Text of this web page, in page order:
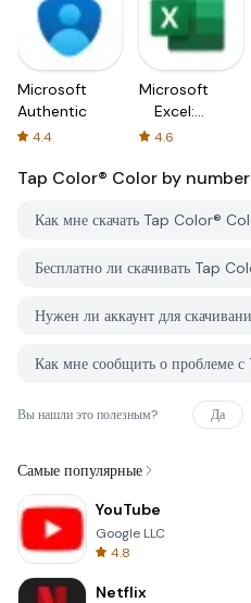
Microsoft
Authenticator
4.4
Microsoft
Excel:
Spreadsheets
4.6
Tap Color® Color by number
Вы нашли это полезным? Да
Самые популярные
YouTube
Google LLC
4.8
Netflix